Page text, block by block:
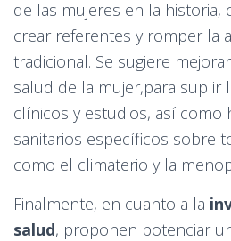
de las mujeres en la historia,
crear referentes y romper la
tradicional. Se sugiere
salud de la mujer,para suplir
clínicos y estudios, así como
sanitarios específicos sobre
como el climaterio y la
Finalmente, en cuanto a la
salud, proponen potenciar